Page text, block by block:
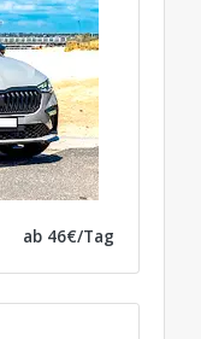
ab 46€/Tag